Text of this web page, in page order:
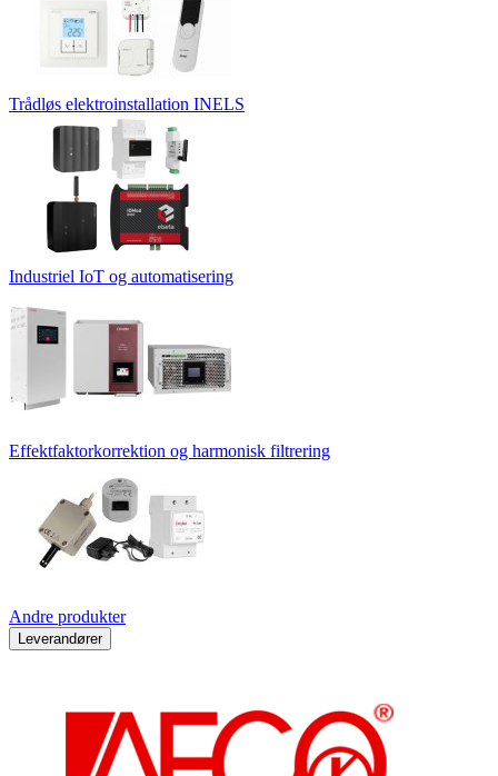
Trådløs elektroinstallation INELS
Industriel IoT og automatisering
Effektfaktorkorrektion og harmonisk filtrering
Andre produkter
Leverandører